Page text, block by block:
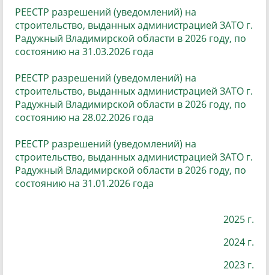
РЕЕСТР разрешений (уведомлений) на
строительство, выданных администрацией ЗАТО г.
Радужный Владимирской области в 2026 году, по
состоянию на 31.03.2026 года
РЕЕСТР разрешений (уведомлений) на
строительство, выданных администрацией ЗАТО г.
Радужный Владимирской области в 2026 году, по
состоянию на 28.02.2026 года
РЕЕСТР разрешений (уведомлений) на
строительство, выданных администрацией ЗАТО г.
Радужный Владимирской области в 2026 году, по
состоянию на 31.01.2026 года
2025 г.
2024 г.
2023 г.